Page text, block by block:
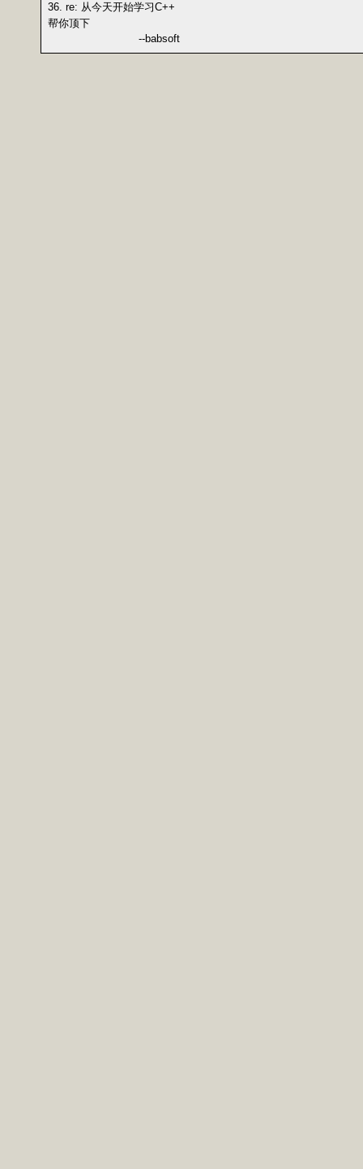
36. re: 从今天开始学习C++
帮你顶下
--babsoft